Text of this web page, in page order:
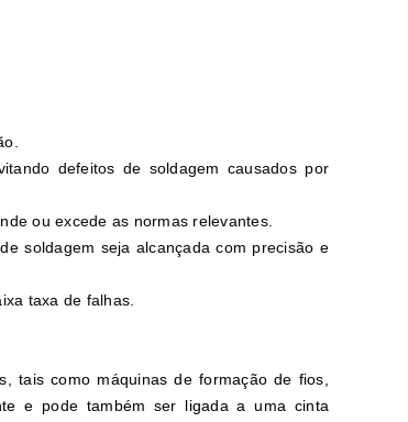
defeitos de soldagem causados por
ou excede as normas relevantes.
soldagem seja alcançada com precisão e
taxa de falhas.
tais como máquinas de formação de fios,
e pode também ser ligada a uma cinta